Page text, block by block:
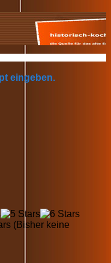
eingeben.
(Bisher keine